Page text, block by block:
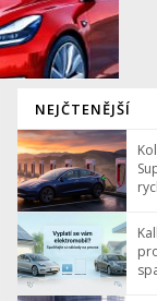
NEJČTENĚJŠÍ